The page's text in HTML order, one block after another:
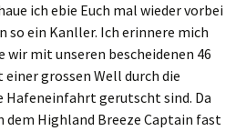
ich ebie Euch mal wieder vorbei
so ein Kanller. Ich erinnere mich
wir mit unseren bescheidenen 46
einer grossen Well durch die
Hafeneinfahrt gerutscht sind. Da
dem Highland Breeze Captain fast